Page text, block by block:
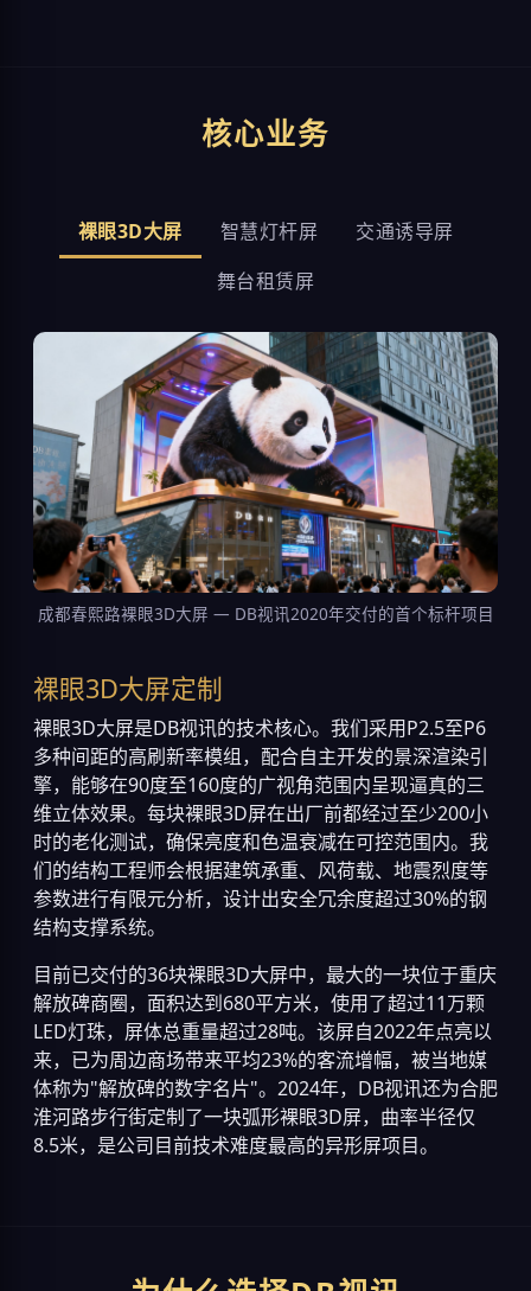
核心业务
裸眼3D大屏 智慧灯杆屏
交通诱导屏
舞台租赁屏
成都春熙路裸眼3D大屏 — DB视讯2020年交付的首个标杆项目
裸眼3D大屏定制
裸眼3D大屏是DB视讯的技术核心。我们采用P2.5至P6
多种间距的高刷新率模组，配合自主开发的景深渲染引
擎，能够在90度至160度的广视角范围内呈现逼真的三
维立体效果。每块裸眼3D屏在出厂前都经过至少200小
时的老化测试，确保亮度和色温衰减在可控范围内。我
们的结构工程师会根据建筑承重、风荷载、地震烈度等
参数进行有限元分析，设计出安全冗余度超过30%的钢
结构支撑系统。
目前已交付的36块裸眼3D大屏中，最大的一块位于重庆
解放碑商圈，面积达到680平方米，使用了超过11万颗
LED灯珠，屏体总重量超过28吨。该屏自2022年点亮以
来，已为周边商场带来平均23%的客流增幅，被当地媒
体称为"解放碑的数字名片"。2024年，DB视讯还为合肥
淮河路步行街定制了一块弧形裸眼3D屏，曲率半径仅
8.5米，是公司目前技术难度最高的异形屏项目。